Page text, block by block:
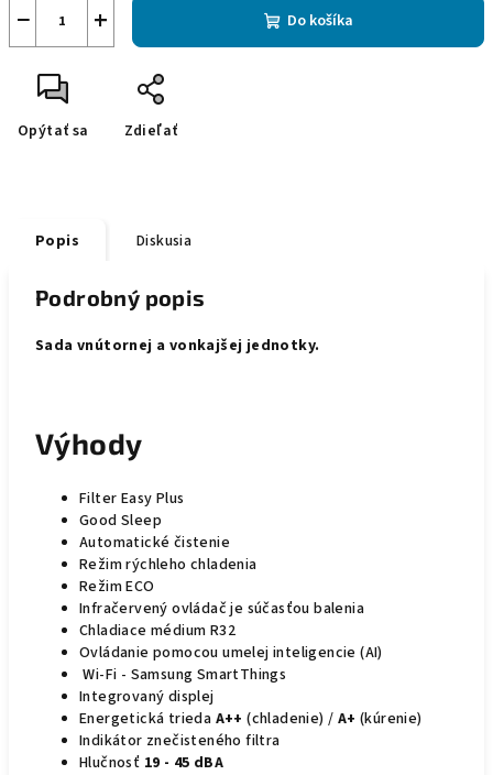
+
− Do košíka
Opýtať sa Zdieľať
Popis Diskusia
Podrobný popis
Sada vnútornej a vonkajšej jednotky.
Výhody
Filter Easy Plus
Good Sleep
Automatické čistenie
Režim rýchleho chladenia
Režim ECO
Infračervený ovládač je súčasťou balenia
Chladiace médium R32
Ovládanie pomocou umelej inteligencie (AI)
Wi-Fi - Samsung SmartThings
Integrovaný displej
Energetická trieda A++ (chladenie) / A+ (kúrenie)
Indikátor znečisteného filtra
Hlučnosť 19 - 45 dBA